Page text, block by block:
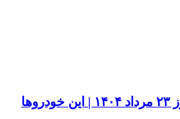
قیمت خودرو امروز ۲۳ مرداد ۱۴۰۴ | این خودروها